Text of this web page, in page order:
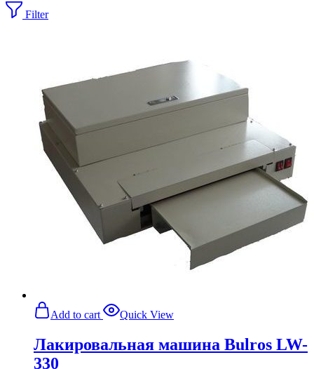
Filter
Add to cart Quick View
Лакировальная машина Bulros LW-
330